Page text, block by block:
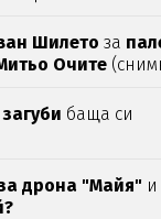
Шилетоза
Очите
баща си
дрона "Майя"